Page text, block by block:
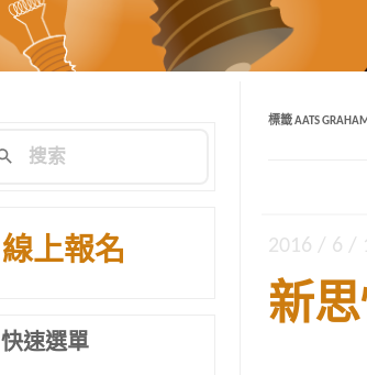
標籤AATS
2016 / 6 /
新
線上報名
快速選單